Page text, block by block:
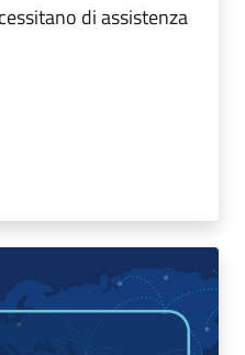
di assistenza